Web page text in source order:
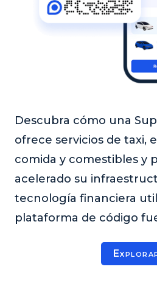
Descubra cómo una
ofrece servicios de taxi,
comida y comestibles y
acelerado su
tecnología financiera
plataforma de código